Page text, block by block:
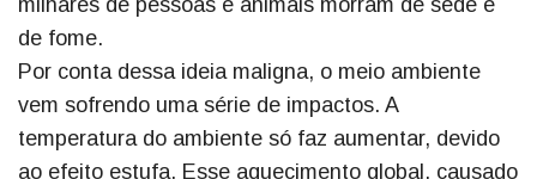
de fome.
Por conta dessa ideia maligna, o meio ambiente
vem sofrendo uma série de impactos. A
temperatura do ambiente só faz aumentar, devido
ao efeito estufa. Esse aquecimento global, causado